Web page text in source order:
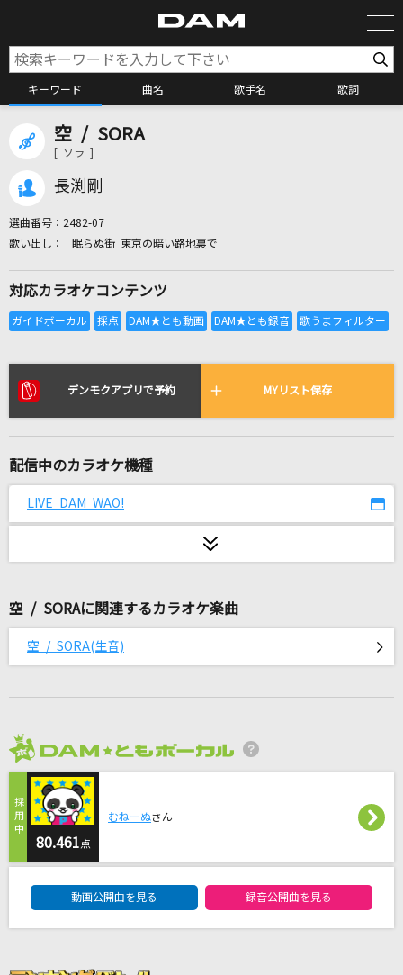
キーワード 曲名 歌手名 歌詞
全国りれき
Mr.Children
SIX LOUNGE
望郷夜風
杜このみ
[生音]HELLO
福山雅治
[生音]HAPPY BIRTHDAY
back number
サクラウサギ
川崎鷹也
空 / SORA
[ ソラ ]
長渕剛
選曲番号： 2482-07
眠らぬ街 東京の暗い路地裏で
対応カラオケコンテンツ
デンモクアプリで予約 MYリスト保存
配信中のカラオケ機種
LIVE DAM WAO!
空 / SORAに関連するカラオケ楽曲
空 / SORA(生音)
80.461 点
むねーぬさん
動画公開曲を見る 録音公開曲を見る